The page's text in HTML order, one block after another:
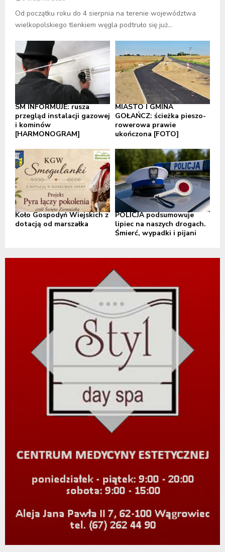
Od początku roku do 4 sierpnia na terenie województwa
wielkopolskiego tlenkiem węgla podtruło się już...
SM INFORMUJE: rusza
przegląd instalacji gazowej
i kominów
[HARMONOGRAM]
MIASTO I GMINA
GOŁAŃCZ: ścieżka pieszo-
rowerowa prawie
ukończona [FOTO]
Koło Gospodyń Wiejskich z
dotacją od marszałka
POLICJA podsumowuje
lipiec na naszych drogach.
Śmierć, wypadki i pijani